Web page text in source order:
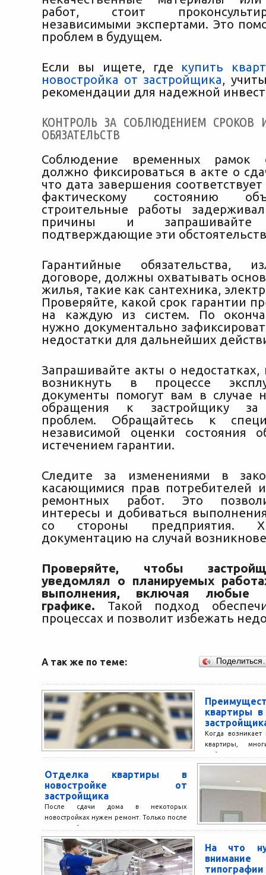
работ, стоит
независимыми экспертами. Это
проблем в будущем.
Если вы ищете, где купить
новостройка от застройщика,
рекомендации для надежной
КОНТРОЛЬ ЗА СОБЛЮДЕНИЕМ СРОКОВ
ОБЯЗАТЕЛЬСТВ
Соблюдение временных рамок
должно фиксироваться в акте о
что дата завершения
фактическому состоянию
строительные работы
причины и запрашивайте
подтверждающие эти
Гарантийные обязательства,
договоре, должны охватывать
жилья, такие как сантехника,
Проверяйте, какой срок гарантии
на каждую из систем. По
нужно документально
недостатки для дальнейших
Запрашивайте акты о недостатках,
возникнуть в процессе
документы помогут вам в случае
обращения к застройщику за
проблем. Обращайтесь к
независимой оценки состояния
истечением гарантии.
Следите за изменениями в
касающимися прав потребителей
ремонтных работ. Это
интересы и добиваться
со стороны предприятия.
документацию на случай
Проверяйте, чтобы
уведомлял о планируемых
выполнения, включая любые
графике. Такой подход
процессах и позволит избежать
А так же по теме:
квартиры в
Когда возникает
квартиры,
выбором:
или в старом
Отделка квартиры в
новостройке от
застройщика
После сдачи дома в некоторых
новостройках нужен ремонт. Только после
этого собственники могут переехать в
квартиру. Какие бывают виды отделки,...
На что
типографии